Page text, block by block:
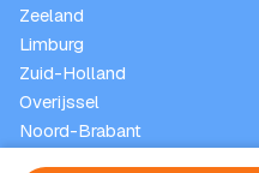
Zeeland
Limburg
Zuid-Holland
Overijssel
Noord-Brabant